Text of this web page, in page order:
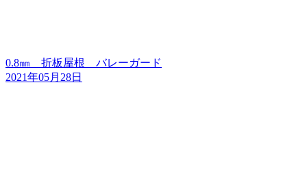
0.8㎜ 折板屋根 バレーガード
2021年05月28日